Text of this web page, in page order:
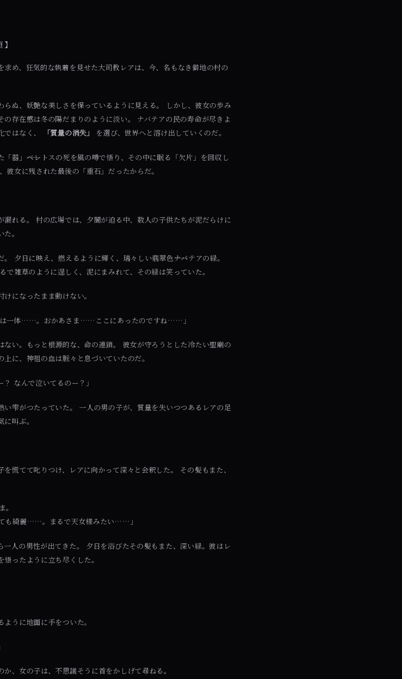
求め、狂気的な執着を見せた大司教レアは、今、名もなき僻地の村の
らぬ、妖艶な美しさを保っているように見える。 しかし、彼女の歩み
の存在感は冬の陽だまりのように淡い。 ナバテアの民の寿命が尽きよ
ではなく、
「質量の消失」 を選び、世界へと溶け出していくのだ。
器」――ベレトスの死を風の噂で悟り、その中に眠る「欠片」を回収し
彼女に残された最後の「重石」だったからだ。
漏れる。 村の広場では、夕闇が迫る中、数人の子供たちが泥だらけに
。
夕日に映え、燃えるように輝く、瑞々しい翡翠色――ナバテアの緑。
で雑草のように逞しく、泥にまみれて、その緑は笑っていた。
になったまま動けない。
一体……。おかあさま……ここにあったのですね……」
ない。もっと根源的な、命の連鎖。 彼女が守ろうとした冷たい聖廟の
に、神祖の血は脈々と息づいていたのだ。
？ なんで泣いてるのー？」
い雫がつたっていた。 一人の男の子が、質量を失いつつあるレアの足
叫ぶ。
慌てて叱りつけ、レアに向かって深々と会釈した。 その髪もまた、
も綺麗……。まるで天女様みたい……」
一人の男性が出てきた。 夕日を浴びたその髪もまた、深い緑。彼はレ
ったように立ち尽くした。
うに地面に手をついた。
、女の子は、不思議そうに首をかしげて尋ねる。